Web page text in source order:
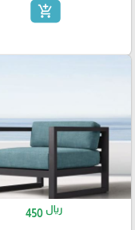
add_shopping_cart
450 ريال